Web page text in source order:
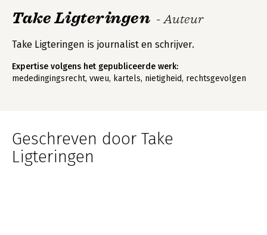
Take Ligteringen - Auteur
Take Ligteringen is journalist en schrijver.
Expertise volgens het gepubliceerde werk:
mededingingsrecht, vweu, kartels, nietigheid, rechtsgevolgen
Geschreven door Take
Ligteringen